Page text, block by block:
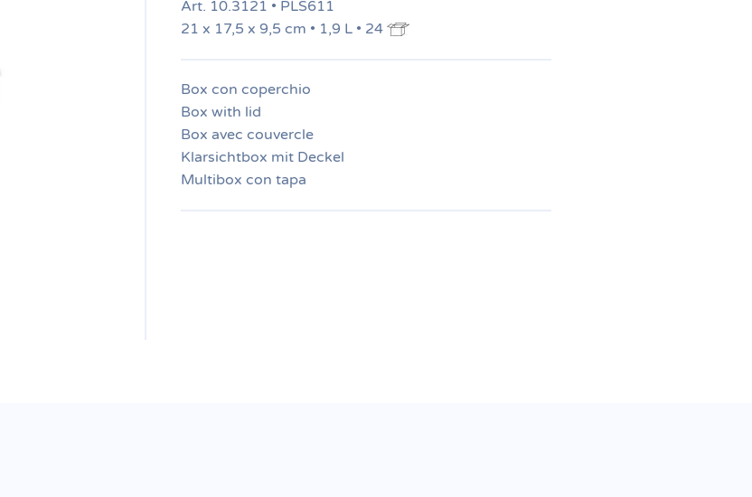
Art. 10.3121 • PLS611
21 x 17,5 x 9,5 cm • 1,9 L • 24
Box con coperchio
Box with lid
Box avec couvercle
Klarsichtbox mit Deckel
Multibox con tapa